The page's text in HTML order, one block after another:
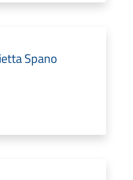
Spano